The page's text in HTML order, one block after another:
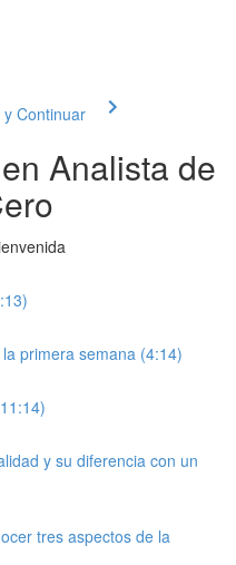
Continuar
Analista de
primera semana (4:14)
y su diferencia con un
tres aspectos de la